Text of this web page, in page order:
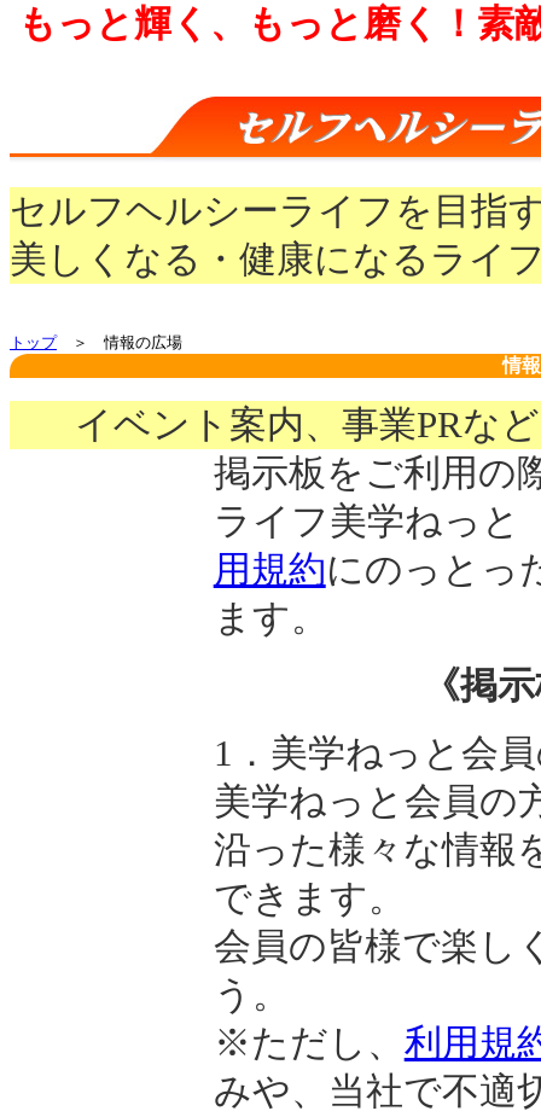
もっと輝く、もっと磨く！素
セルフヘルシーライフを目指
美しくなる・健康になるライ
トップ＞ 情報の広場
情
イベント案内、事業PRな
掲示板をご利用の
ライフ美学ねっと
用規約にのっとっ
ます。
《掲
1．美学ねっと会
美学ねっと会員の
沿った様々な情報
できます。
会員の皆様で楽し
う。
※ただし、 利用規
みや、当社で不適